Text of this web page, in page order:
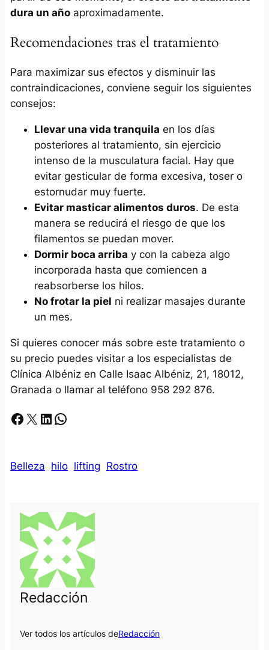
dura un añoaproximadamente.
Recomendaciones tras el tratamiento
Para maximizar sus efectos y disminuir las
contraindicaciones, conviene seguir los siguientes
consejos:
Llevar una vida tranquila en los días
posteriores al tratamiento, sin ejercicio
intenso de la musculatura facial. Hay que
evitar gesticular de forma excesiva, toser o
estornudar muy fuerte.
Evitar masticar alimentos duros. De esta
manera se reducirá el riesgo de que los
filamentos se puedan mover.
Dormir boca arriba y con la cabeza algo
incorporada hasta que comiencen a
reabsorberse los hilos.
No frotar la piel ni realizar masajes durante
un mes.
Si quieres conocer más sobre este tratamiento o
su precio puedes visitar a los especialistas de
Clínica Albéniz en Calle Isaac Albéniz, 21, 18012,
Granada o llamar al teléfono 958 292 876.
Facebook X LinkedIn Whatsapp
Belleza hilo lifting Rostro
Redacción
Ver todos los artículos deRedacción